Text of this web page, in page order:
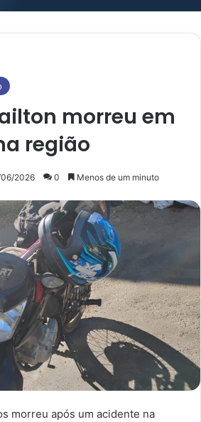
morreu em
região
2026 0 Menos de um minuto
morreu após um acidente na